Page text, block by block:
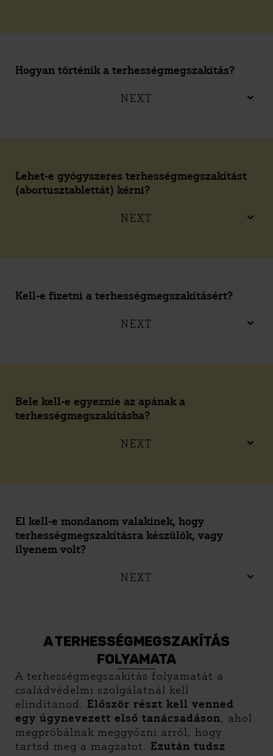
Hogyan történik a terhességmegszakítás?
NEXT
Lehet-e gyógyszeres terhességmegszakítást
(abortusztablettát) kérni?
NEXT
Kell-e fizetni a terhességmegszakításért?
NEXT
Bele kell-e egyeznie az apának a
terhességmegszakításba?
NEXT
El kell-e mondanom valakinek, hogy
terhességmegszakításra készülök, vagy
ilyenem volt?
NEXT
A TERHESSÉGMEGSZAKÍTÁS
FOLYAMATA
A terhességmegszakítás folyamatát a
családvédelmi szolgálatnál kell
elindítanod. Először részt kell venned
egy úgynevezett első tanácsadáson, ahol
megpróbálnak meggyőzni arról, hogy
tartsd meg a magzatot. Ezután tudsz